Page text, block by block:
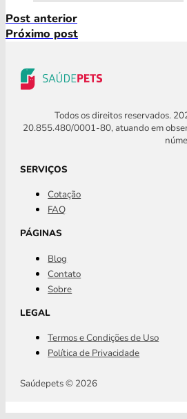
Post anterior
Próximo post
Todos os direitos reservados.
20.855.480/0001-80, atuando em
SERVIÇOS
Cotação
FAQ
PÁGINAS
Blog
Contato
Sobre
LEGAL
Termos e Condições de Uso
Política de Privacidade
Saúdepets © 2026